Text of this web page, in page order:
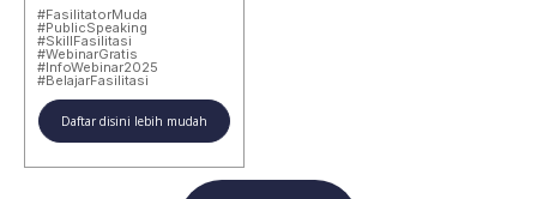
#FasilitatorMuda
#PublicSpeaking
#SkillFasilitasi
#WebinarGratis
#InfoWebinar2025
#BelajarFasilitasi
Daftar disini lebih mudah